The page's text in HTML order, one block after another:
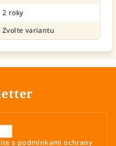
2 roky
Zvolte variantu
s podmínkami ochrany